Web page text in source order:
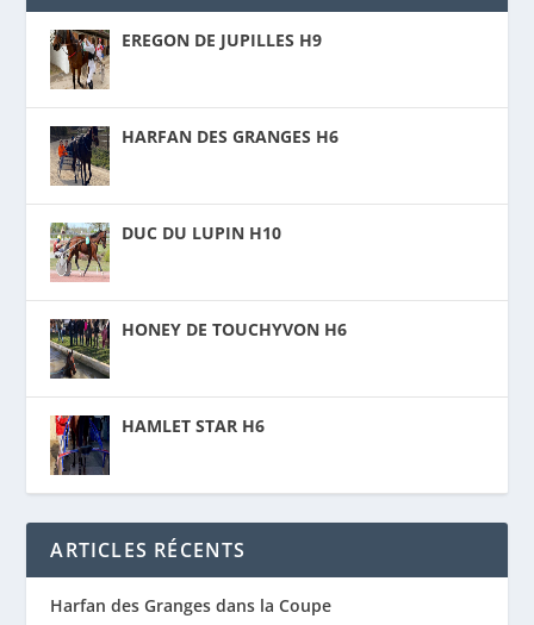
EREGON DE JUPILLES H9
HARFAN DES GRANGES H6
DUC DU LUPIN H10
HONEY DE TOUCHYVON H6
HAMLET STAR H6
ARTICLES RÉCENTS
Harfan des Granges dans la Coupe